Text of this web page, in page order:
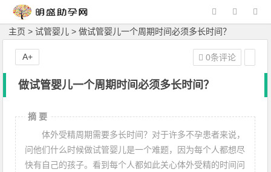
主页 >试管婴儿 > 做试管婴儿一个周期时间必须多长时间？
做试管婴儿一个周期时间必须多长时间？
摘 要
体外受精周期需要多长时间？对于许多不孕患者来说，
问他们什么时候做试管婴儿是一个难题，因为每个人都想尽
快有自己的孩子。看到每个人都如此关心体外受精的时间问
0条评论
A+